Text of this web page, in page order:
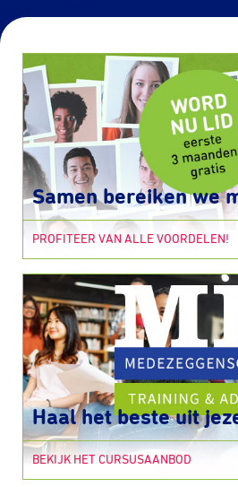
Samen bereiken we
PROFITEER VAN ALLE VOORDELEN!
Haal het beste uit
BEKIJK HET CURSUSAANBOD